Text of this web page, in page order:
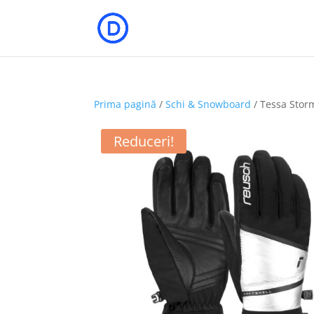
Prima pagină /Schi & Snowboard / Tessa
Reduceri!